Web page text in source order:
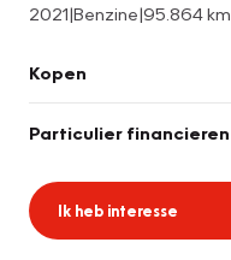
2021|Benzine|95.864 km
Kopen
Particulier financieren
Ik heb interesse